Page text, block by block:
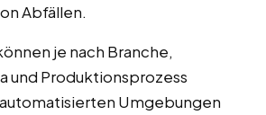
Abfällen.
je nach Branche,
und Produktionsprozess
Umgebungen